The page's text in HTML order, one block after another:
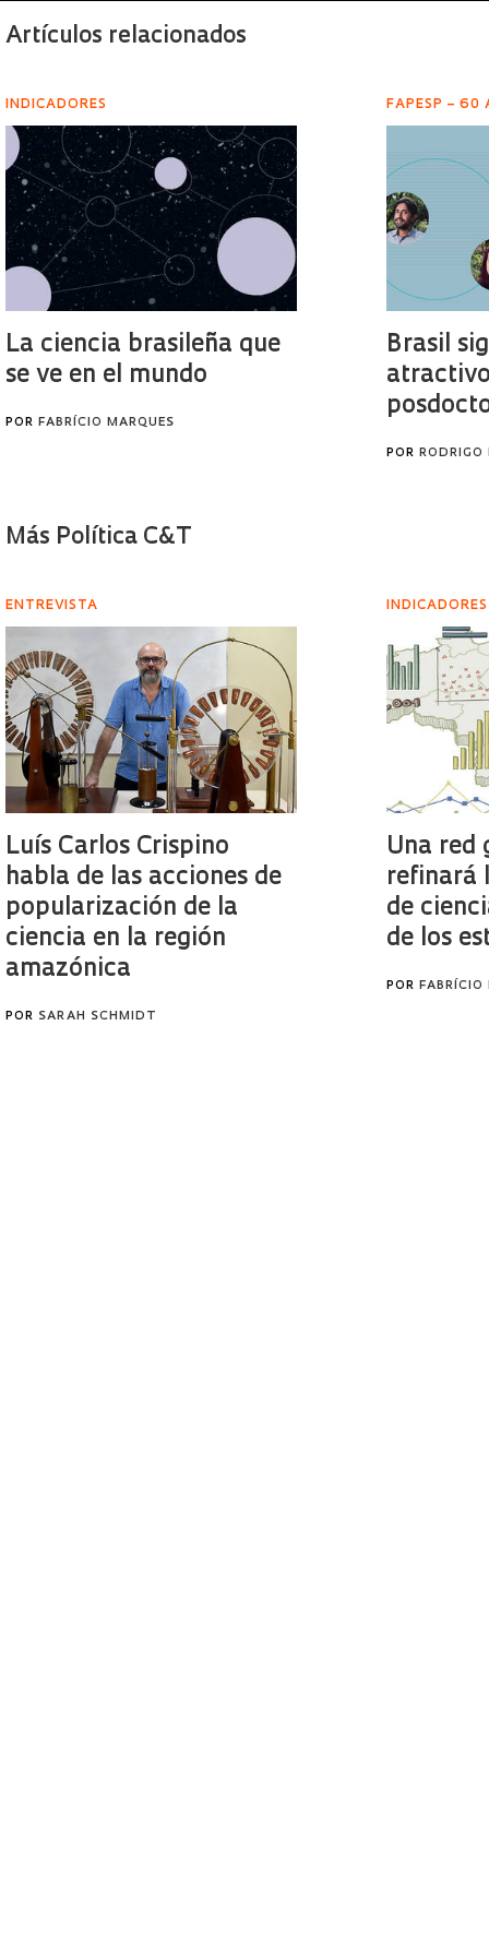
Artículos relacionados
INDICADORES
La ciencia brasileña que
se ve en el mundo
POR FABRÍCIO MARQUES
FAPESP – 60
Brasil
PORRODRIGO
Más Política C&T
ENTREVISTA
Luís Carlos Crispino
habla de las acciones de
popularización de la
ciencia en la región
amazónica
POR SARAH SCHMIDT
INDICADORES
Una red
refinará
de
de los
POR FABRÍCIO